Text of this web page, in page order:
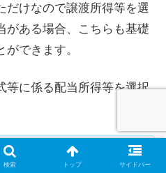
だけなので譲渡所得等を選
がある場合、こちらも基礎
できます。
等に係る配当所得等を選択
ると考えると凄いあり
検索 トップ サイドバー